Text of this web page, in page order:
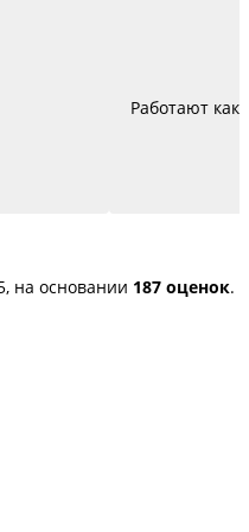
изо всех сил, правда не
на основании 187 оценок.